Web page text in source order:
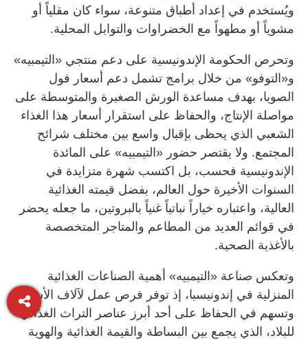
ويُستخدم في إعداد أطباق متنوعة، سواء كان مقلياً أو
مشوياً أو مطهواً مع الخضراوات والتوابل المحلية.
وتحرص الحكومة الإندونيسية على دعم منتجي «التيمبيه»
و«التوفو» من خلال برامج تشمل دعم أسعار فول
الصويا، بهدف مساعدة الورش الصغيرة والمتوسطة على
مواصلة الإنتاج، والحفاظ على استقرار أسعار هذا الغذاء
الشعبي الذي يحظى بإقبال واسع بين مختلف شرائح
المجتمع. ولا يقتصر حضور «التيمبيه» على المائدة
الإندونيسية فحسب، بل اكتسب شهرة متزايدة في
السنوات الأخيرة حول العالم، بفضل قيمته الغذائية
العالية، واعتباره خياراً نباتياً غنياً بالبروتين، ما جعله يحضر
في قوائم العديد من المطاعم والمتاجر المتخصصة
بالأغذية الصحية.
وتعكس صناعة «التيمبيه» أهمية الصناعات الغذائية
المنزلية في إندونيسيا، إذ توفر فرص عمل لآلاف الأسر،
وتسهم في الحفاظ على أحد أبرز عناصر التراث الغذائي
للبلاد، الذي يجمع بين البساطة والقيمة الغذائية والهوية